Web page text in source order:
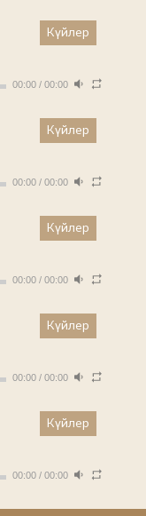
00:00 / 00:00
Күйлер
00:00 / 00:00
Күйлер
00:00 / 00:00
Күйлер
00:00 / 00:00
Күйлер
00:00 / 00:00
Күйлер